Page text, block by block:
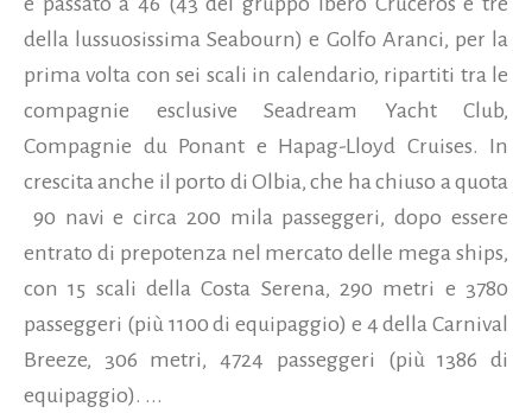
della lussuosissima Seabourn) e Golfo Aranci, per la
prima volta con sei scali in calendario, ripartiti tra le
compagnie esclusive Seadream Yacht Club,
Compagnie du Ponant e Hapag-Lloyd Cruises. In
crescita anche il porto di Olbia, che ha chiuso a quota
90 navi e circa 200 mila passeggeri, dopo essere
entrato di prepotenza nel mercato delle mega ships,
con 15 scali della Costa Serena, 290 metri e 3780
passeggeri (più 1100 di equipaggio) e 4 della Carnival
Breeze, 306 metri, 4724 passeggeri (più 1386 di
equipaggio). ...